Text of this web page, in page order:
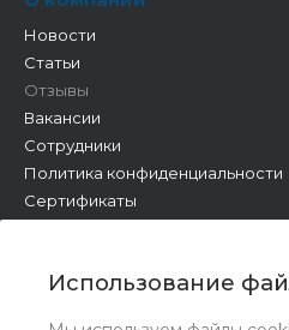
Использование
Новости
Статьи
Отзывы
Вакансии
Сотрудники
Политика конфиденциальности
Сертификаты
Услуги